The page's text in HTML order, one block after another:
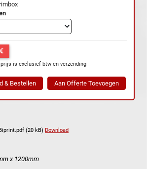
is exclusief btw en verzending
(20 kB) Download
x 1200mm